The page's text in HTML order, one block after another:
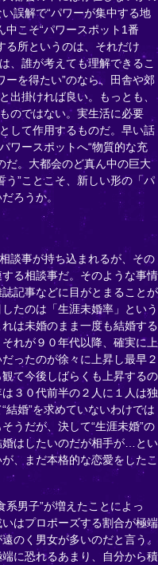
誤解で“パワーが集中する地
中こそ“パワースポット1番
る所というのは、それだけ
、誰が考えても理解できるこ
ーを得たい”のなら、田舎や郊
出掛ければ良い。もっとも、
のではない。実生活に必要
して作用するものだ。早い話
ワースポットへ“物質的な充
だ。大都会のど真ん中の巨大
う”ことこそ、新しい形の「パ
ろうか。
談事が持ち込まれるが、その
る相談事だ。そのような事情
記事などに目がとまることが
たのは「生涯未婚率」という
は未婚のまま一度も結婚する
れが９０年代以降、確実に上
ったのが徐々に上昇し最早２
て今後しばらくも上昇するの
３０代前半の２人に１人は独
結婚”を求めていないわけでは
うだが、決して“生涯未婚”の
婚はしたいのだが相手が…とい
、まだ本格的な恋愛をしたこ
系男子”が増えたことによっ
はプロポーズする割合が極端
のく男女が多いのだと言う。
に恐れるあまり、自分から積